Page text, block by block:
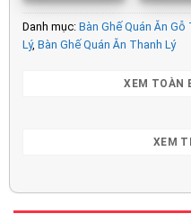
Danh mục: Bàn Ghế Quán Ăn Gỗ
Lý, Bàn Ghế Quán Ăn Thanh Lý
XEM TOÀN
XEM